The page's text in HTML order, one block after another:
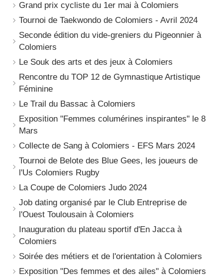
Grand prix cycliste du 1er mai à Colomiers
Tournoi de Taekwondo de Colomiers - Avril 2024
Seconde édition du vide-greniers du Pigeonnier à
Colomiers
Le Souk des arts et des jeux à Colomiers
Rencontre du TOP 12 de Gymnastique Artistique
Féminine
Le Trail du Bassac à Colomiers
Exposition "Femmes columérines inspirantes" le 8
Mars
Collecte de Sang à Colomiers - EFS Mars 2024
Tournoi de Belote des Blue Gees, les joueurs de
l'Us Colomiers Rugby
La Coupe de Colomiers Judo 2024
Job dating organisé par le Club Entreprise de
l'Ouest Toulousain à Colomiers
Inauguration du plateau sportif d'En Jacca à
Colomiers
Soirée des métiers et de l'orientation à Colomiers
Exposition "Des femmes et des ailes" à Colomiers